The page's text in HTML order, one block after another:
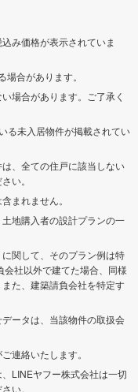
み価格が表示されていま
合があります。
場合があります。ご了承く
る未入居物件が掲載されてい
、全ての住戸に該当しない
い。
まれません。
地購入者の設計プランの一
関して、そのプラン例は特
社以外で建てた場合、同様
た、建築請負会社を特定す
ータは、当該物件の取扱会
連絡いたします。
LINEヤフー株式会社は一切
い。